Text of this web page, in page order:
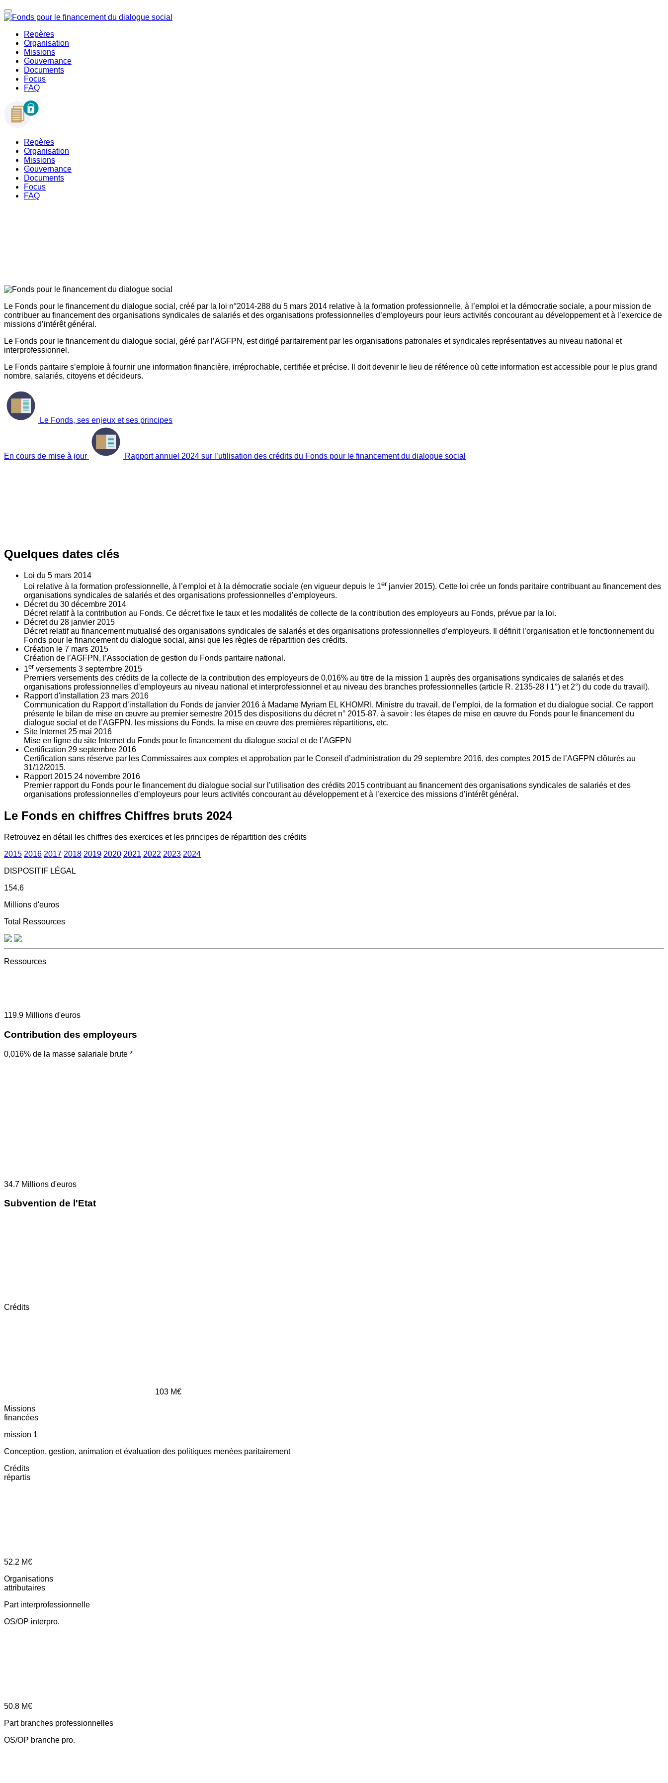
Repères
Organisation
Missions
Gouvernance
Documents
Focus
FAQ
Repères
Organisation
Missions
Gouvernance
Documents
Focus
FAQ
Le Fonds pour le financement du dialogue social, créé par la loi n°2014-288 du 5 mars 2014 relative à la formation professionnelle, à l’emploi et la démocratie sociale, a pour mission de
contribuer au financement des organisations syndicales de salariés et des organisations professionnelles d’employeurs pour leurs activités concourant au développement et à l’exercice de
missions d’intérêt général.
Le Fonds pour le financement du dialogue social, géré par l’AGFPN, est dirigé paritairement par les organisations patronales et syndicales représentatives au niveau national et
interprofessionnel.
Le Fonds paritaire s’emploie à fournir une information financière, irréprochable, certifiée et précise. Il doit devenir le lieu de référence où cette information est accessible pour le plus grand
nombre, salariés, citoyens et décideurs.
Le Fonds, ses enjeux et ses principes
En cours de mise à jour Rapport annuel 2024 sur l’utilisation des crédits du Fonds pour le financement du dialogue social
Quelques dates clés
Loi du 5 mars 2014
Loi relative à la formation professionnelle, à l’emploi et à la démocratie sociale (en vigueur depuis le 1er janvier 2015). Cette loi crée un fonds paritaire contribuant au financement des
organisations syndicales de salariés et des organisations professionnelles d’employeurs.
Décret du 30 décembre 2014
Décret relatif à la contribution au Fonds. Ce décret fixe le taux et les modalités de collecte de la contribution des employeurs au Fonds, prévue par la loi.
Décret du 28 janvier 2015
Décret relatif au financement mutualisé des organisations syndicales de salariés et des organisations professionnelles d’employeurs. Il définit l’organisation et le fonctionnement du
Fonds pour le financement du dialogue social, ainsi que les règles de répartition des crédits.
Création le 7 mars 2015
Création de l’AGFPN, l’Association de gestion du Fonds paritaire national.
1er versements 3 septembre 2015
Premiers versements des crédits de la collecte de la contribution des employeurs de 0,016% au titre de la mission 1 auprès des organisations syndicales de salariés et des
organisations professionnelles d’employeurs au niveau national et interprofessionnel et au niveau des branches professionnelles (article R. 2135‐28 I 1°) et 2°) du code du travail).
Rapport d'installation 23 mars 2016
Communication du Rapport d’installation du Fonds de janvier 2016 à Madame Myriam EL KHOMRI, Ministre du travail, de l’emploi, de la formation et du dialogue social. Ce rapport
présente le bilan de mise en œuvre au premier semestre 2015 des dispositions du décret n° 2015-87, à savoir : les étapes de mise en œuvre du Fonds pour le financement du
dialogue social et de l’AGFPN, les missions du Fonds, la mise en œuvre des premières répartitions, etc.
Site Internet 25 mai 2016
Mise en ligne du site Internet du Fonds pour le financement du dialogue social et de l’AGFPN
Certification 29 septembre 2016
Certification sans réserve par les Commissaires aux comptes et approbation par le Conseil d’administration du 29 septembre 2016, des comptes 2015 de l’AGFPN clôturés au
31/12/2015.
Rapport 2015 24 novembre 2016
Premier rapport du Fonds pour le financement du dialogue social sur l’utilisation des crédits 2015 contribuant au financement des organisations syndicales de salariés et des
organisations professionnelles d’employeurs pour leurs activités concourant au développement et à l’exercice des missions d’intérêt général.
Le Fonds en chiffres Chiffres bruts 2024
Retrouvez en détail les chiffres des exercices et les principes de répartition des crédits
2015 2016 2017 2018 2019 2020 2021 2022 2023 2024
DISPOSITIF LÉGAL
154.6
Millions d'euros
Total Ressources
Ressources
119.9 Millions d'euros
Contribution des employeurs
0,016% de la masse salariale brute *
34.7 Millions d'euros
Subvention de l'Etat
Crédits
103 M€
Missions
financées
mission 1
Conception, gestion, animation et évaluation des politiques menées paritairement
Crédits
répartis
52.2 M€
Organisations
attributaires
Part interprofessionnelle
OS/OP interpro.
50.8 M€
Part branches professionnelles
OS/OP branche pro.